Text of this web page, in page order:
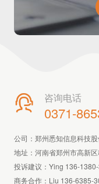
 咨询电话
0371-
公司：郑州悉知信息科技
地址：河南省郑州市高新
投诉建议：Ying 136-
商务合作：Liu 136-6385-